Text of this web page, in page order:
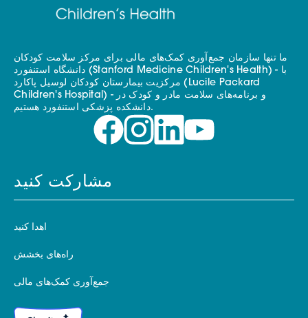
ما تنها سازمان جمع‌آوری کمک‌های مالی برای مرکز سلامت کودکان
دانشگاه استنفورد (Stanford Medicine Children's Health) - با
مرکزیت بیمارستان کودکان لوسیل پاکارد (Lucile Packard
Children's Hospital) - و برنامه‌های سلامت مادر و کودک در
دانشکده پزشکی استنفورد هستیم.
مشارکت کنید
اهدا کنید
راه‌های بخشش
جمع‌آوری کمک‌های مالی